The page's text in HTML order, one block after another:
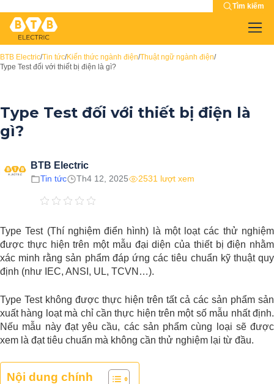
Tìm kiếm
BTB Electric/Tin tức/Kiến thức ngành điện/Thuật ngữ ngành điện/
Type Test đối với thiết bị điện là gì?
Type Test đối với thiết bị điện là
gì?
BTB Electric
Tin tức Th4 12, 2025 2531 lượt xem
Type Test (Thí nghiệm điển hình) là một loạt các thử nghiệm
được thực hiện trên một mẫu đại diện của thiết bị điện nhằm
xác minh rằng sản phẩm đáp ứng các tiêu chuẩn kỹ thuật quy
định (như IEC, ANSI, UL, TCVN…).
Type Test không được thực hiện trên tất cả các sản phẩm sản
xuất hàng loạt mà chỉ cần thực hiện trên một số mẫu nhất định.
Nếu mẫu này đạt yêu cầu, các sản phẩm cùng loại sẽ được
xem là đạt tiêu chuẩn mà không cần thử nghiệm lại từ đầu.
Nội dung chính